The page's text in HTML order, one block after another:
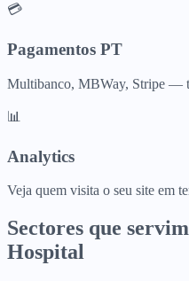
💳
Pagamentos PT
Multibanco, MBWay, Stripe —
📊
Analytics
Veja quem visita o seu site em
Sectores que
Hospital